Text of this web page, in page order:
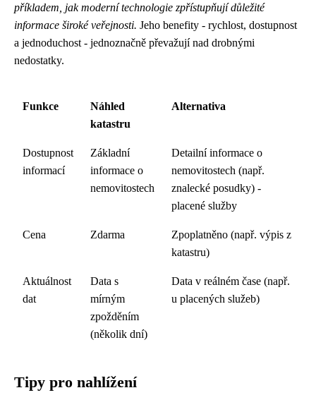
příkladem, jak moderní technologie zpřístupňují důležité
informace široké veřejnosti. Jeho benefity - rychlost, dostupnost
a jednoduchost - jednoznačně převažují nad drobnými
nedostatky.
Funkce
Náhled
katastru
Alternativa
Dostupnost
informací
Základní
informace o
nemovitostech
Detailní informace o
nemovitostech (např.
znalecké posudky) -
placené služby
Cena Zdarma
Zpoplatněno (např. výpis z
katastru)
Aktuálnost
dat
Data s
mírným
zpožděním
(několik dní)
Data v reálném čase (např.
u placených služeb)
Tipy pro nahlížení